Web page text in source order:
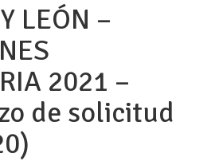
LEÓN –
2021 –
de solicitud